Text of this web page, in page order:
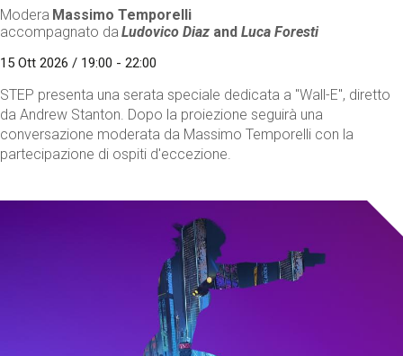
Modera Massimo Temporelli
accompagnato da Ludovico Diaz andLuca Foresti
15 Ott 2026 / 19:00 - 22:00
STEP presenta una serata speciale dedicata a "Wall-E", diretto
da Andrew Stanton. Dopo la proiezione seguirà una
conversazione moderata da Massimo Temporelli con la
partecipazione di ospiti d'eccezione.